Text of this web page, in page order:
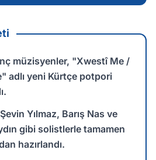
müzisyenler, "Xwestî Me /
adlı yeni Kürtçe potpori
Yılmaz, Barış Nas ve
gibi solistlerle tamamen
hazırlandı.